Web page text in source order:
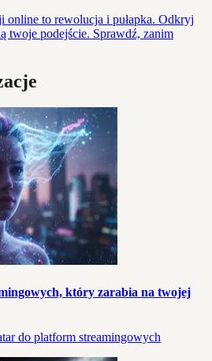
online to rewolucja i pułapka. Odkryj
twoje podejście. Sprawdź, zanim
który zarabia na twojej
do platform streamingowych